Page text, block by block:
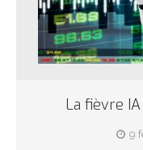
La fièvre
9